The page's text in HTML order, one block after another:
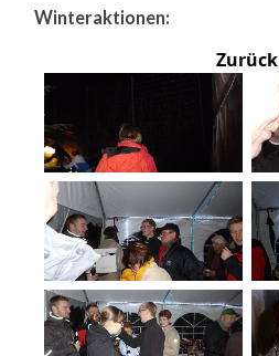
Winteraktionen:
Zurück